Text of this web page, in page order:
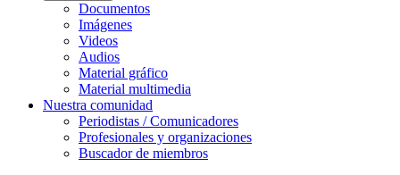
Documentos
Imágenes
Videos
Audios
Material gráfico
Material multimedia
Nuestra comunidad
Periodistas / Comunicadores
Profesionales y organizaciones
Buscador de miembros